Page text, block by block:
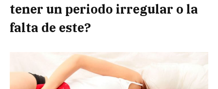
tener un periodo irregular o la
falta de este?